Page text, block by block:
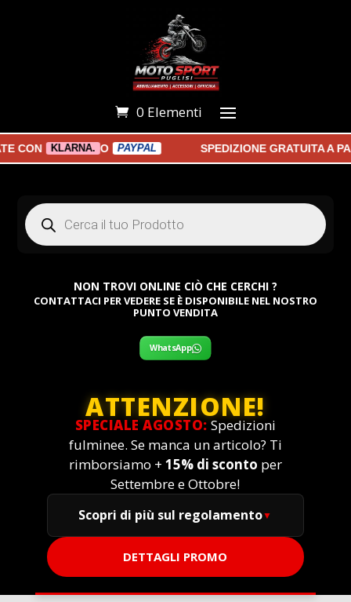
0 Elementi
KLARNA. O PAYPAL SPEDIZIONE GRATUITA A
Products
search
NON TROVI ONLINE CIÒ CHE CERCHI ?
CONTATTACI PER VEDERE SE È DISPONIBILE NEL NOSTRO
PUNTO VENDITA
WhatsApp
ATTENZIONE!
SPECIALE AGOSTO: Spedizioni
fulminee. Se manca un articolo? Ti
rimborsiamo + 15% di sconto per
Settembre e Ottobre!
Scopri di più sul regolamento
DETTAGLI PROMO